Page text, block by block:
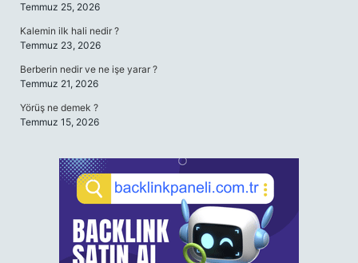
Temmuz 25, 2026
Kalemin ilk hali nedir ?
Temmuz 23, 2026
Berberin nedir ve ne işe yarar ?
Temmuz 21, 2026
Yörüş ne demek ?
Temmuz 15, 2026